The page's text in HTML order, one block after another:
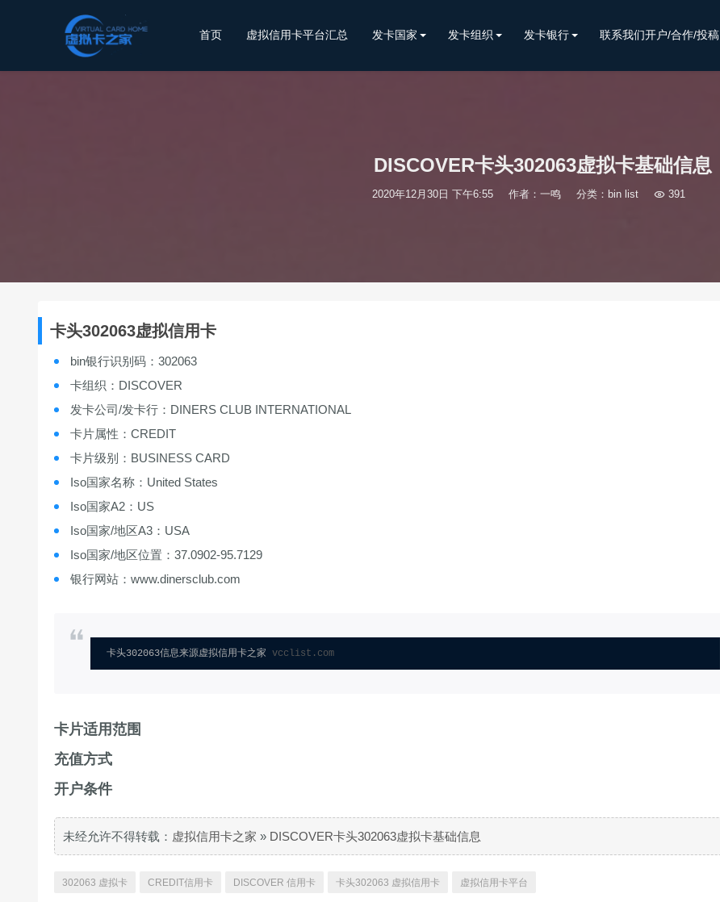
首页 虚拟信用卡平台汇总 发卡国家 发卡组织 发卡银行 联系我们开户/合作/投稿
DISCOVER卡头302063虚拟卡基础信息
2020年12月30日 下午6:55 作者：一鸣 分类： bin list  391
卡头302063虚拟信用卡
bin银行识别码：302063
卡组织：DISCOVER
发卡公司/发卡行：DINERS CLUB INTERNATIONAL
卡片属性：CREDIT
卡片级别：BUSINESS CARD
Iso国家名称：United States
Iso国家A2：US
Iso国家/地区A3：USA
Iso国家/地区位置：37.0902-95.7129
银行网站：www.dinersclub.com
卡头302063信息来源虚拟信用卡之家 vcclist.com
卡片适用范围
充值方式
开户条件
未经允许不得转载： 虚拟信用卡之家 » DISCOVER卡头302063虚拟卡基础信息
302063 虚拟卡 CREDIT信用卡 DISCOVER 信用卡 卡头302063 虚拟信用卡 虚拟信用卡平台